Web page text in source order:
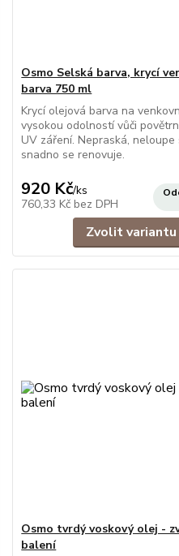
Osmo Selská barva, krycí
barva 750 ml
Krycí olejová barva na
vysokou odolností vůči
UV záření. Nepraská, neloupe
snadno se renovuje.
920 Kč/ks
760,33 Kč bez DPH
Zvolit variantu
Osmo tvrdý voskový olej -
balení